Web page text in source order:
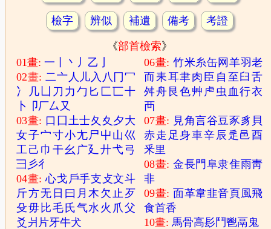
檢字 辨似 補遺 備考 考證
《部首檢索》
01畫:一 丶 丿 乙
02畫:二亠 人 儿入 八 冂冖
冫
几 凵 刀 力 勹 匕 匚匸十
卜
卩厂厶 又
03畫: 口 囗 土士夂 夊 夕大
女子宀寸小尢尸 屮 山巛
工 己 巾 干幺 广廴廾弋弓
彐 彡彳
04畫:心戈 戶手支 攴文斗
斤方无 日 曰 月木 欠止 歹
殳毋 比毛 氏气水 火 爪父
爻 爿 片牙牛犬
06畫: 竹米糸缶网 羊羽老
而耒耳聿肉 臣 自 至 臼舌
舛舟 艮色艸 虍 虫 血行衣
襾
07畫: 見角言谷豆豕豸 貝
赤走 足身車辛辰 辵 邑酉
釆里
08畫: 金長門 阜隶隹雨靑
非
09畫: 面革韋韭音頁風飛
食首香
10畫:馬骨高髟 鬥鬯鬲 鬼